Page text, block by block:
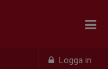
Logga in